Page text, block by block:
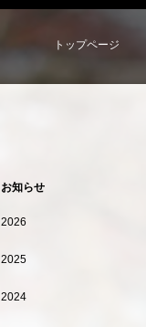
トップページ
お知らせ
2026
2025
2024